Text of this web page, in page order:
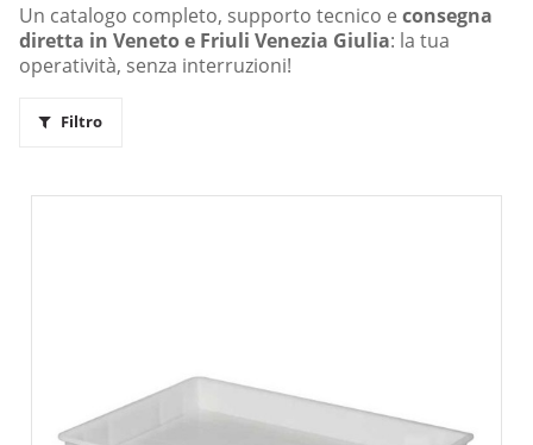
Un catalogo completo, supporto tecnico e consegna
diretta in Veneto e Friuli Venezia Giulia: la tua
operatività, senza interruzioni!
Filtro